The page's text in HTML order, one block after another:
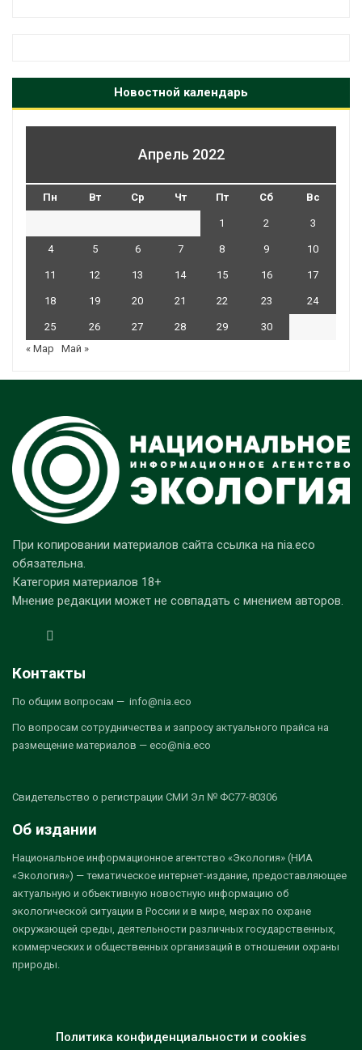
Новостной календарь
Апрель 2022
Пн Вт Ср Чт Пт Сб Вс
1 2 3
4 5 6 7 8 9 10
11 12 13 14 15 16 17
18 19 20 21 22 23 24
25 26 27 28 29
30
« Мар
Май »
При копировании материалов сайта ссылка на nia.eco
обязательна.
Категория материалов 18+
Мнение редакции может не совпадать с мнением авторов.
Контакты
По общим вопросам — info@nia.eco
По вопросам сотрудничества и запросу актуального прайса на
размещение материалов — eco@nia.eco
Свидетельство о регистрации СМИ Эл № ФС77-80306
Об издании
Национальное информационное агентство «Экология» (НИА
«Экология») — тематическое интернет-издание, предоставляющее
актуальную и объективную новостную информацию об
экологической ситуации в России и в мире, мерах по охране
окружающей среды, деятельности различных государственных,
коммерческих и общественных организаций в отношении охраны
природы.
Политика конфиденциальности и cookies